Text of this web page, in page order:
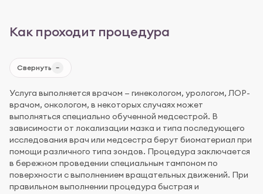
Как проходит процедура
Свернуть
Услуга выполняется врачом — гинекологом, урологом, ЛОР-
врачом, онкологом, в некоторых случаях может
выполняться специально обученной медсестрой. В
зависимости от локализации мазка и типа последующего
исследования врач или медсестра берут биоматериал при
помощи различного типа зондов. Процедура заключается
в бережном проведении специальным тампоном по
поверхности с выполнением вращательных движений. При
правильном выполнении процедура быстрая и